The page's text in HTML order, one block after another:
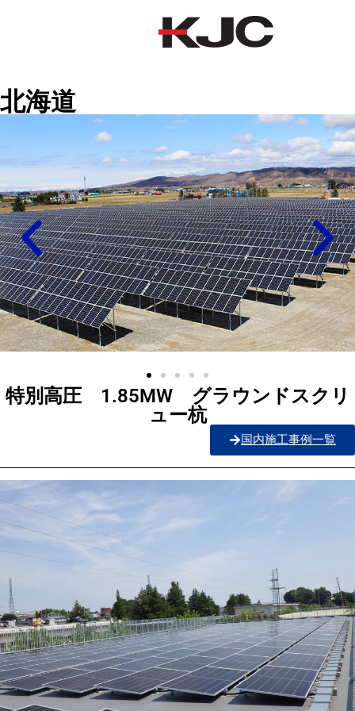
北海道
特別高圧 1.85MW グラウンドスクリ
ュー杭
国内施工事例一覧